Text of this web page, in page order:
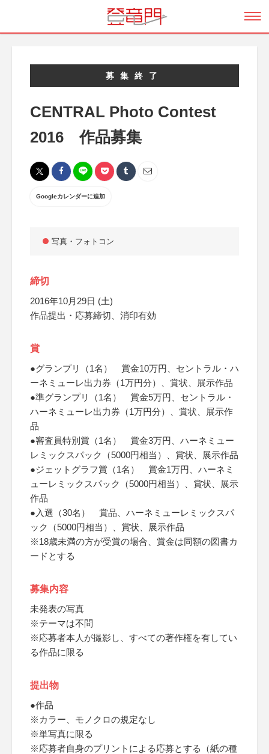
募集終了
CENTRAL Photo Contest
2016 作品募集
Googleカレンダーに追加
写真・フォトコン
締切
2016年10月29日 (土)
作品提出・応募締切、消印有効
賞
●グランプリ（1名） 賞金10万円、セントラル・ハ
ーネミューレ出力券（1万円分）、賞状、展示作品
●準グランプリ（1名） 賞金5万円、セントラル・
ハーネミューレ出力券（1万円分）、賞状、展示作
品
●審査員特別賞（1名） 賞金3万円、ハーネミュー
レミックスパック（5000円相当）、賞状、展示作品
●ジェットグラフ賞（1名） 賞金1万円、ハーネミ
ューレミックスパック（5000円相当）、賞状、展示
作品
●入選（30名） 賞品、ハーネミューレミックスパ
ック（5000円相当）、賞状、展示作品
※18歳未満の方が受賞の場合、賞金は同額の図書カ
ードとする
募集内容
未発表の写真
※テーマは不問
※応募者本人が撮影し、すべての著作権を有してい
る作品に限る
提出物
●作品
※カラー、モノクロの規定なし
※単写真に限る
※応募者自身のプリントによる応募とする（紙の種